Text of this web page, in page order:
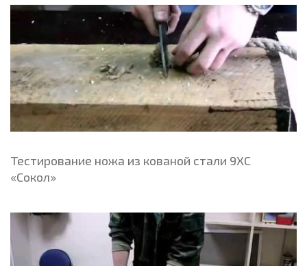
Тестирование ножа из кованой стали 9ХС
«Сокол»